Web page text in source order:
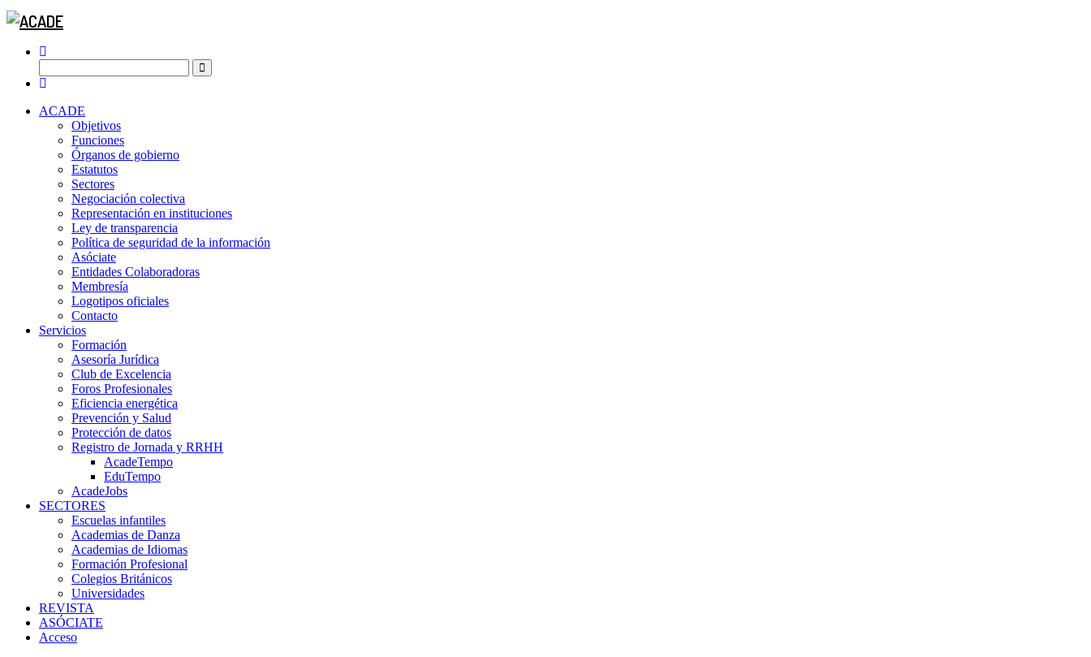
ACADE
Objetivos
Funciones
Órganos de gobierno
Estatutos
Sectores
Negociación colectiva
Representación en instituciones
Ley de transparencia
Política de seguridad de la información
Asóciate
Entidades Colaboradoras
Membresía
Logotipos oficiales
Contacto
Servicios
Formación
Asesoría Jurídica
Club de Excelencia
Foros Profesionales
Eficiencia energética
Prevención y Salud
Protección de datos
Registro de Jornada y RRHH
AcadeTempo
EduTempo
AcadeJobs
SECTORES
Escuelas infantiles
Academias de Danza
Academias de Idiomas
Formación Profesional
Colegios Británicos
Universidades
REVISTA
ASÓCIATE
Acceso